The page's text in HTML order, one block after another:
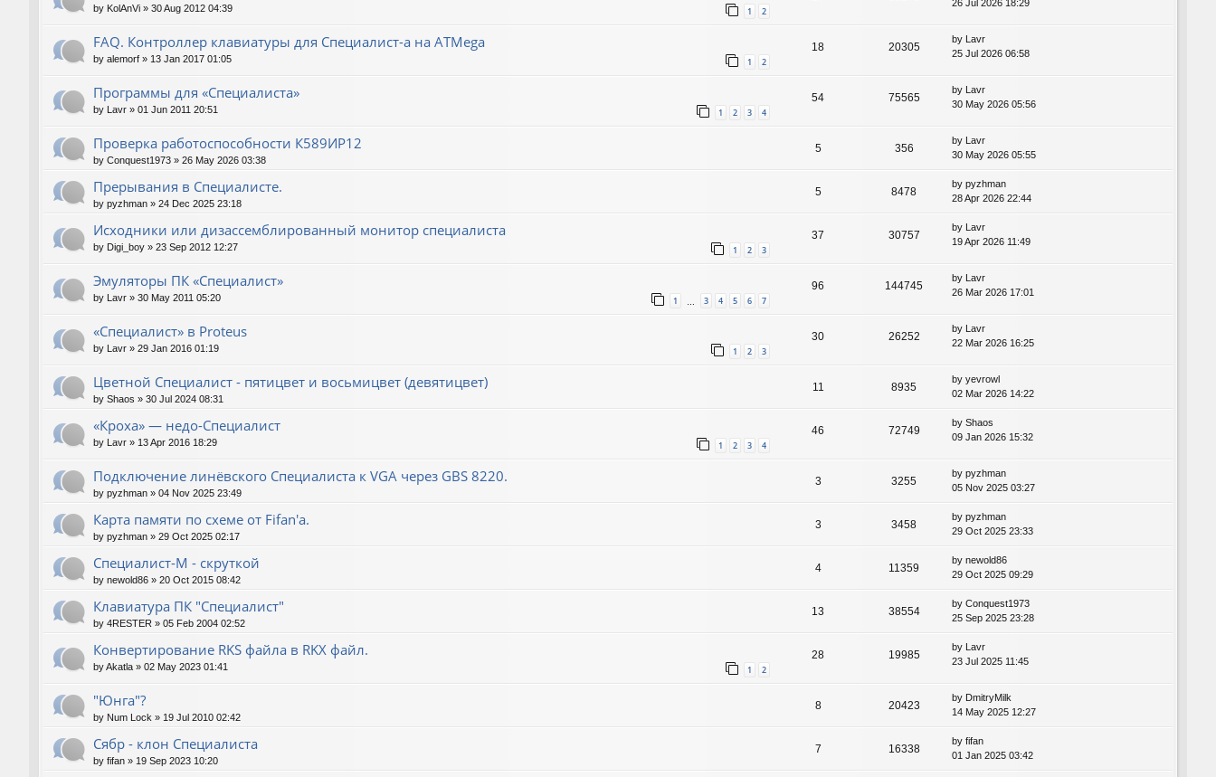
by KolAnVi » 30 Aug 2012 04:39 1 2
26 Jul 2026 18:29
FAQ. Контроллер клавиатуры для Специалист-а на ATMega
by alemorf » 13 Jan 2017 01:05 1 2
18 20305
by Lavr
25 Jul 2026 06:58
Программы для «Специалиста»
by Lavr » 01 Jun 2011 20:51 1 2 3 4
54 75565
by Lavr
30 May 2026 05:56
Проверка работоспособности К589ИР12
by Conquest1973 » 26 May 2026 03:38
5 356
by Lavr
30 May 2026 05:55
Прерывания в Специалисте.
by pyzhman » 24 Dec 2025 23:18
5 8478
by pyzhman
28 Apr 2026 22:44
Исходники или дизассемблированный монитор специалиста
by Digi_boy » 23 Sep 2012 12:27 1 2 3
37 30757
by Lavr
19 Apr 2026 11:49
Эмуляторы ПК «Специалист»
by Lavr » 30 May 2011 05:20 1 … 3 4 5 6 7
96 144745
by Lavr
26 Mar 2026 17:01
«Специалист» в Proteus
by Lavr » 29 Jan 2016 01:19 1 2 3
30 26252
by Lavr
22 Mar 2026 16:25
Цветной Специалист - пятицвет и восьмицвет (девятицвет)
by Shaos » 30 Jul 2024 08:31
11 8935
by yevrowl
02 Mar 2026 14:22
«Кроха» — недо-Специалист
by Lavr » 13 Apr 2016 18:29 1 2 3 4
46 72749
by Shaos
09 Jan 2026 15:32
Подключение линёвского Специалиста к VGA через GBS 8220.
by pyzhman » 04 Nov 2025 23:49
3 3255
by pyzhman
05 Nov 2025 03:27
Карта памяти по схеме от Fifan'a.
by pyzhman » 29 Oct 2025 02:17
3 3458
by pyzhman
29 Oct 2025 23:33
Специалист-М - скруткой
by newold86 » 20 Oct 2015 08:42
4 11359
by newold86
29 Oct 2025 09:29
Клавиатура ПК "Специалист"
by 4RESTER » 05 Feb 2004 02:52
13 38554
by Conquest1973
25 Sep 2025 23:28
Конвертирование RKS файла в RKX файл.
byAkatla » 02 May 2023 01:41 1 2
28 19985
by
Lavr
23 Jul 2025 11:45
"Юнга"?
by Num Lock » 19 Jul 2010 02:42
8 20423
by DmitryMilk
14 May 2025 12:27
Сябр - клон Специалиста
by fifan » 19 Sep 2023 10:20
7 16338
by fifan
01 Jan 2025 03:42